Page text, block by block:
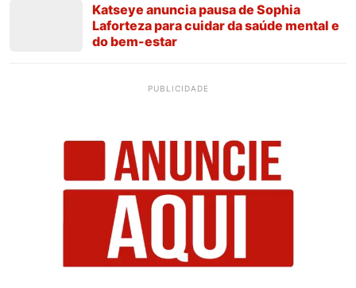
Katseye anuncia pausa de Sophia
Laforteza para cuidar da saúde mental e
do bem-estar
PUBLICIDADE